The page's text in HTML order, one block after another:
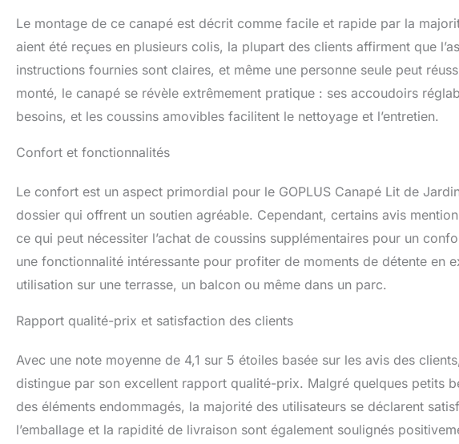
Le montage de ce canapé est décrit comme facile et rapide par la
aient été reçues en plusieurs colis, la plupart des clients affirment que
instructions fournies sont claires, et même une personne seule peut
monté, le canapé se révèle extrêmement pratique : ses accoudoirs
besoins, et les coussins amovibles facilitent le nettoyage et l’entretien.
Confort et fonctionnalités
Le confort est un aspect primordial pour le GOPLUS Canapé Lit de
dossier qui offrent un soutien agréable. Cependant, certains avis
ce qui peut nécessiter l’achat de coussins supplémentaires pour un
une fonctionnalité intéressante pour profiter de moments de détente en
utilisation sur une terrasse, un balcon ou même dans un parc.
Rapport qualité-prix et satisfaction des clients
Avec une note moyenne de 4,1 sur 5 étoiles basée sur les avis des
distingue par son excellent rapport qualité-prix. Malgré quelques petits
des éléments endommagés, la majorité des utilisateurs se déclarent
l’emballage et la rapidité de livraison sont également soulignés